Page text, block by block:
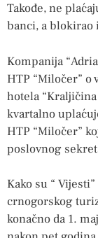
Takođe, ne
banci, a blokirao
Kompanija
HTP “Miločer”
hotela
kvartalno
HTP “Miločer”
poslovnog
Kako su “
crnogorskog
konačno da 1.